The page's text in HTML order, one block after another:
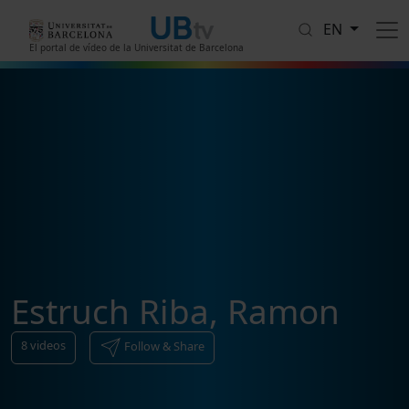
El portal de vídeo de la Universitat de Barcelona
EN
Estruch Riba, Ramon
8videos Follow & Share